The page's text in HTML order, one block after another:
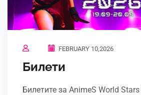
FEBRUARY 10,2026
Билети
Билетите за AnimeS World